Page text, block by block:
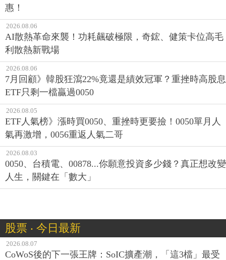
惠！
2026.08.06
AI散熱革命來襲！功耗飆破極限，奇鋐、健策卡位高毛
利散熱新戰場
2026.08.06
7月回顧》韓股狂瀉22%竟還是績效冠軍？重挫時高股息
ETF只剩一檔贏過0050
2026.08.05
ETF人氣榜》漲時買0050、重挫時更要撿！0050單月人
氣再激增，0056重返人氣二哥
2026.08.03
0050、台積電、00878...你願意投資多少錢？真正想改變
人生，關鍵在「數大」
股票 ‧ 今日最新
2026.08.07
CoWoS後的下一張王牌：SoIC擴產潮，「這3檔」最受